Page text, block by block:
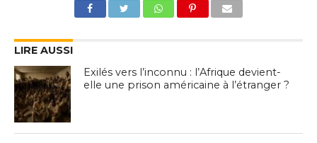
LIRE AUSSI
Exilés vers l’inconnu : l’Afrique devient-
elle une prison américaine à l’étranger ?